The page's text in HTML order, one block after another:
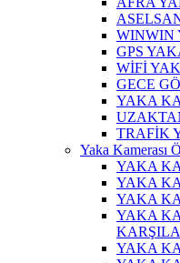
WINWIN
GPS
WİFİ
GECE
YAKA
TRAFİK
Yaka Kamerası
YAKA
YAKA
YAKA
YAKA
YAKA